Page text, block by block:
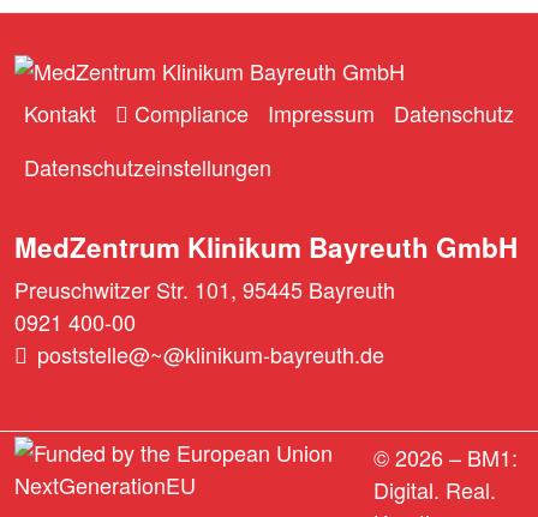
Kontakt Compliance Impressum
Datenschutz
Datenschutzeinstellungen
MedZentrum Klinikum Bayreuth GmbH
Preuschwitzer Str. 101, 95445 Bayreuth
0921 400-00
poststelle@~@klinikum-bayreuth.de
© 2026 – BM1:
Digital. Real.